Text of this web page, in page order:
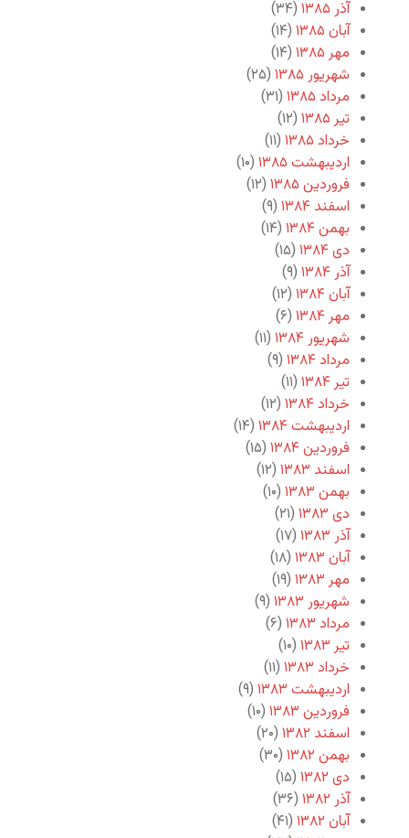
آذر ۱۳۸۵
(۳۴)
آبان ۱۳۸۵
(۱۴)
مهر ۱۳۸۵
(۱۴)
شهریور ۱۳۸۵
(۲۵)
مرداد ۱۳۸۵
(۳۱)
تیر ۱۳۸۵
(۱۲)
خرداد ۱۳۸۵
(۱۱)
اردیبهشت ۱۳۸۵
(۱۰)
فروردین ۱۳۸۵
(۱۲)
اسفند ۱۳۸۴
(۹)
بهمن ۱۳۸۴
(۱۴)
دی ۱۳۸۴
(۱۵)
آذر ۱۳۸۴
(۹)
آبان ۱۳۸۴
(۱۲)
مهر ۱۳۸۴
(۶)
شهریور ۱۳۸۴
(۱۱)
مرداد ۱۳۸۴
(۹)
تیر ۱۳۸۴
(۱۱)
خرداد ۱۳۸۴
(۱۲)
اردیبهشت ۱۳۸۴
(۱۴)
فروردین ۱۳۸۴
(۱۵)
اسفند ۱۳۸۳
(۱۲)
بهمن ۱۳۸۳
(۱۰)
دی ۱۳۸۳
(۲۱)
آذر ۱۳۸۳
(۱۷)
آبان ۱۳۸۳
(۱۸)
مهر ۱۳۸۳
(۱۹)
شهریور ۱۳۸۳
(۹)
مرداد ۱۳۸۳
(۶)
تیر ۱۳۸۳
(۱۰)
خرداد ۱۳۸۳
(۱۱)
اردیبهشت ۱۳۸۳
(۹)
فروردین ۱۳۸۳
(۱۰)
اسفند ۱۳۸۲
(۲۰)
بهمن ۱۳۸۲
(۳۰)
دی ۱۳۸۲
(۱۵)
آذر ۱۳۸۲
(۳۶)
آبان ۱۳۸۲
(۴۱)